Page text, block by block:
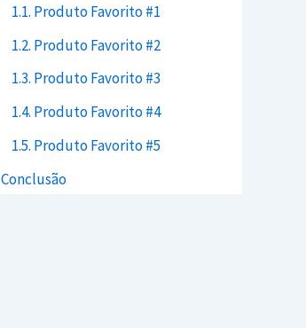
Produto Favorito #1
Produto Favorito #2
Produto Favorito #3
Produto Favorito #4
Produto Favorito #5
Conclusão